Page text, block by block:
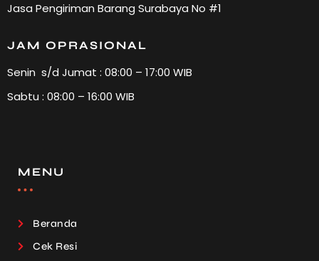
Jasa Pengiriman Barang Surabaya No #1
JAM OPRASIONAL
Senin s/d Jumat : 08:00 – 17:00 WIB
Sabtu : 08:00 – 16:00 WIB
MENU
Beranda
Cek Resi